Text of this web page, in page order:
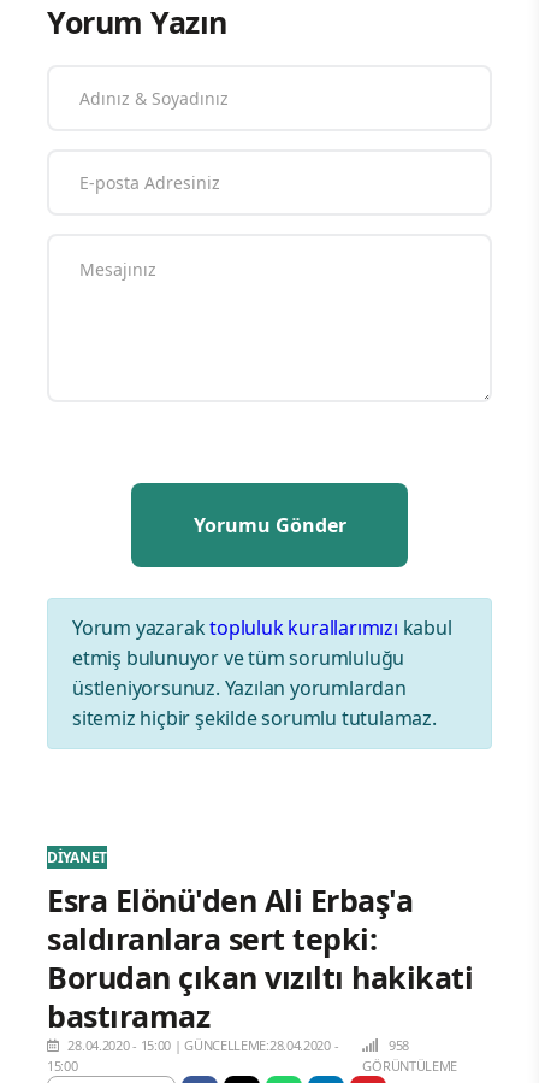
Yorum Yazın
Yorum yazaraktopluluk kurallarımızı kabul
etmiş bulunuyor ve tüm sorumluluğu
üstleniyorsunuz. Yazılan yorumlardan
sitemiz hiçbir şekilde sorumlu tutulamaz.
DİYANET
Esra Elönü'den Ali Erbaş'a
saldıranlara sert tepki:
Borudan çıkan vızıltı hakikati
bastıramaz
28.04.2020 - 15:00 |GÜNCELLEME:28.04.2020 -
15:00
958
GÖRÜNTÜLEME